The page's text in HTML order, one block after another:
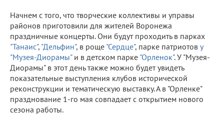
Начнем с того, что творческие коллективы и управы
районов приготовили для жителей Воронежа
праздничные концерты. Они будут проходить в парках
"Танаис", "Дельфин", в роще "Сердце", парке патриотов у
"Музея-Диорамы"и в детском парке "Орленок". У "Музея-
Диорамы" в этот день также можно будет увидеть
показательные выступления клубов исторической
реконструкции и тематическую выставку. А в "Орленке"
празднование 1-го мая совпадает с открытием нового
сезона работы.